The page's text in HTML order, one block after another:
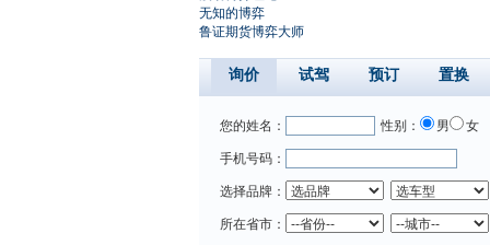
无知的博弈
鲁证期货博弈大师
询价 试驾 预订 置换
您的姓名： 性别： 男 女
手机号码：
选择品牌：
所在省市：